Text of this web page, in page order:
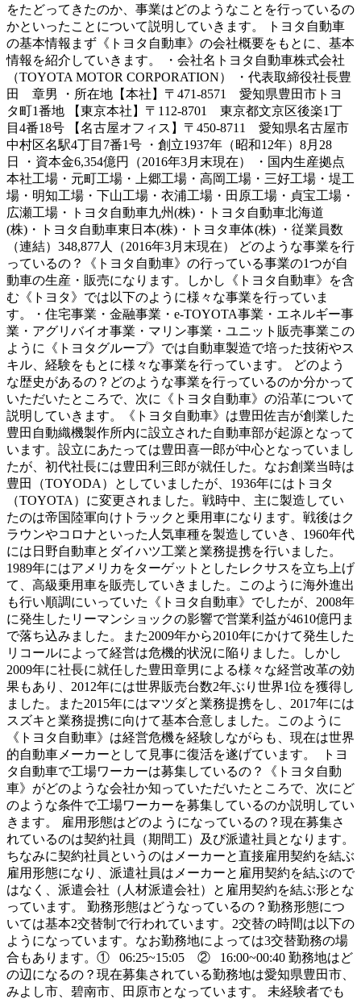
をたどってきたのか、事業はどのようなことを行っているの
かといったことについて説明していきます。 トヨタ自動車
の基本情報まず《トヨタ自動車》の会社概要をもとに、基本
情報を紹介していきます。 ・会社名トヨタ自動車株式会社
（TOYOTA MOTOR CORPORATION） ・代表取締役社長豊
田 章男 ・所在地【本社】〒471-8571 愛知県豊田市トヨ
タ町1番地 【東京本社】〒112-8701 東京都文京区後楽1丁
目4番18号 【名古屋オフィス】〒450-8711 愛知県名古屋市
中村区名駅4丁目7番1号 ・創立1937年（昭和12年）8月28
日 ・資本金6,354億円（2016年3月末現在） ・国内生産拠点
本社工場・元町工場・上郷工場・高岡工場・三好工場・堤工
場・明知工場・下山工場・衣浦工場・田原工場・貞宝工場・
広瀬工場・トヨタ自動車九州(株)・トヨタ自動車北海道
(株)・トヨタ自動車東日本(株)・トヨタ車体(株) ・従業員数
（連結）348,877人（2016年3月末現在） どのような事業を行
っているの？《トヨタ自動車》の行っている事業の1つが自
動車の生産・販売になります。しかし《トヨタ自動車》を含
む《トヨタ》では以下のように様々な事業を行っていま
す。・住宅事業・金融事業・e-TOYOTA事業・エネルギー事
業・アグリバイオ事業・マリン事業・ユニット販売事業この
ように《トヨタグループ》では自動車製造で培った技術やス
キル、経験をもとに様々な事業を行っています。 どのよう
な歴史があるの？どのような事業を行っているのか分かって
いただいたところで、次に《トヨタ自動車》の沿革について
説明していきます。《トヨタ自動車》は豊田佐吉が創業した
豊田自動織機製作所内に設立された自動車部が起源となって
います。設立にあたっては豊田喜一郎が中心となっていまし
たが、初代社長には豊田利三郎が就任した。なお創業当時は
豊田（TOYODA）としていましたが、1936年にはトヨタ
（TOYOTA）に変更されました。戦時中、主に製造してい
たのは帝国陸軍向けトラックと乗用車になります。戦後はク
ラウンやコロナといった人気車種を製造していき、1960年代
には日野自動車とダイハツ工業と業務提携を行いました。
1989年にはアメリカをターゲットとしたレクサスを立ち上げ
て、高級乗用車を販売していきました。このように海外進出
も行い順調にいっていた《トヨタ自動車》でしたが、2008年
に発生したリーマンショックの影響で営業利益が4610億円ま
で落ち込みました。また2009年から2010年にかけて発生した
リコールによって経営は危機的状況に陥りました。しかし
2009年に社長に就任した豊田章男による様々な経営改革の効
果もあり、2012年には世界販売台数2年ぶり世界1位を獲得し
ました。また2015年にはマツダと業務提携をし、2017年には
スズキと業務提携に向けて基本合意しました。このように
《トヨタ自動車》は経営危機を経験しながらも、現在は世界
的自動車メーカーとして見事に復活を遂げています。 トヨ
タ自動車で工場ワーカーは募集しているの？《トヨタ自動
車》がどのような会社か知っていただいたところで、次にど
のような条件で工場ワーカーを募集しているのか説明してい
きます。 雇用形態はどのようになっているの？現在募集さ
れているのは契約社員（期間工）及び派遣社員となります。
ちなみに契約社員というのはメーカーと直接雇用契約を結ぶ
雇用形態になり、派遣社員はメーカーと雇用契約を結ぶので
はなく、派遣会社（人材派遣会社）と雇用契約を結ぶ形とな
っています。 勤務形態はどうなっているの？勤務形態につ
いては基本2交替制で行われています。2交替の時間は以下の
ようになっています。なお勤務地によっては3交替勤務の場
合もあります。① 06:25~15:05 ② 16:00~00:40 勤務地はど
の辺になるの？現在募集されている勤務地は愛知県豊田市、
みよし市、碧南市、田原市となっています。 未経験者でも